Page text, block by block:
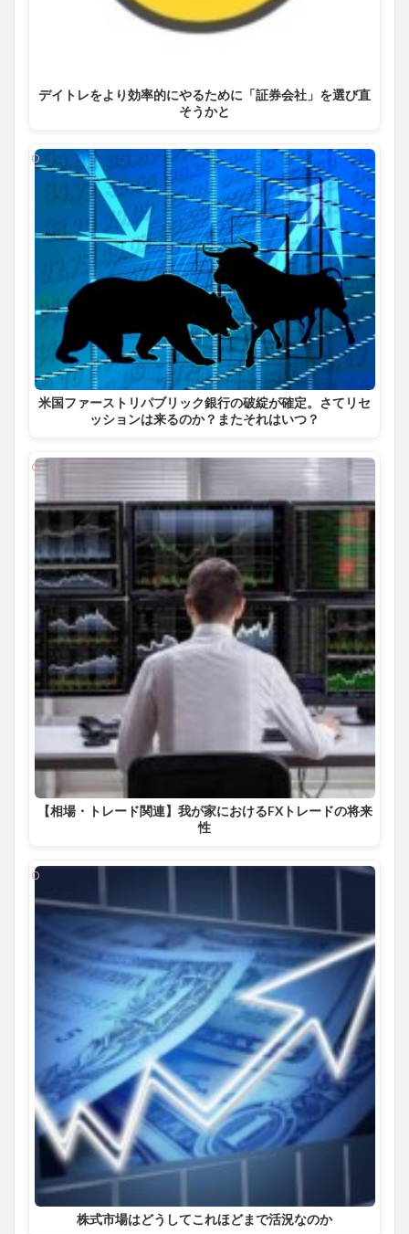
デイトレをより効率的にやるために「証券会社」を選び直
そうかと
米国ファーストリパブリック銀行の破綻が確定。さてリセ
ッションは来るのか？またそれはいつ？
【相場・トレード関連】我が家におけるFXトレードの将来
性
株式市場はどうしてこれほどまで活況なのか